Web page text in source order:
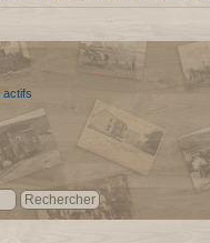
actifs